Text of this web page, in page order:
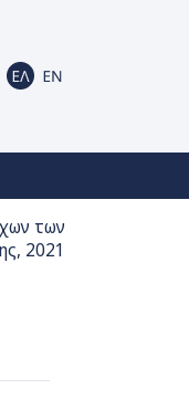
των
2021